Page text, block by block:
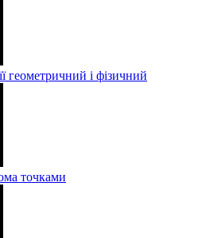
геометричний і фізичний
точками